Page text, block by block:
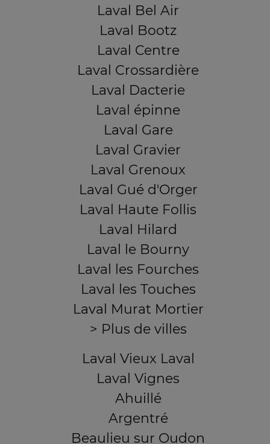
Laval Bel Air
Laval Bootz
Laval Centre
Laval Crossardière
Laval Dacterie
Laval épinne
Laval Gare
Laval Gravier
Laval Grenoux
Laval Gué d'Orger
Laval Haute Follis
Laval Hilard
Laval le Bourny
Laval les Fourches
Laval les Touches
Laval Murat Mortier
> Plus de villes
Laval Vieux Laval
Laval Vignes
Ahuillé
Argentré
Beaulieu sur Oudon